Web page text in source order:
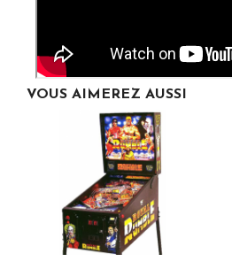
VOUS AIMEREZ AUSSI